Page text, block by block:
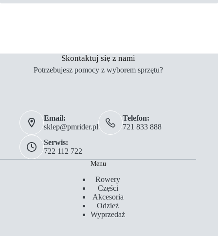
Skontaktuj się z nami
Potrzebujesz pomocy z wyborem sprzętu?
Email:
sklep@pmrider.pl
Telefon:
721 833 888
Serwis:
722 112 722
Menu
Rowery
Części
Akcesoria
Odzież
Wyprzedaż